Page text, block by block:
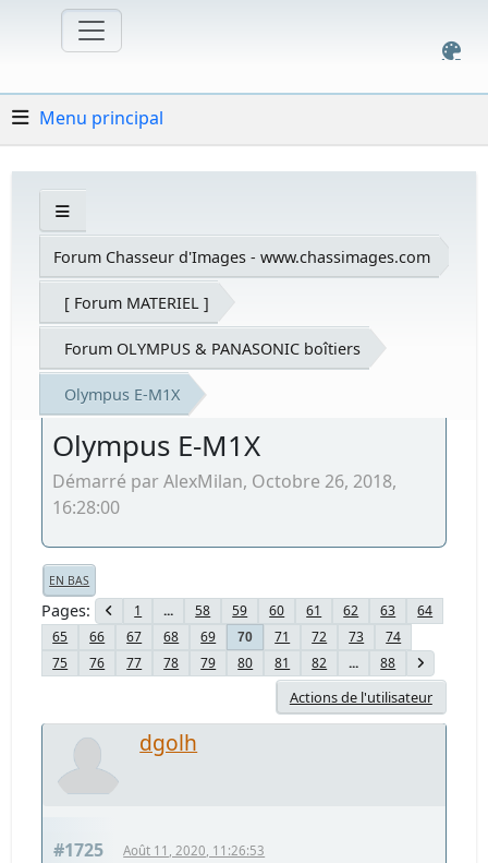
Menu principal
Forum Chasseur d'Images - www.chassimages.com
[ Forum MATERIEL ]
Forum OLYMPUS & PANASONIC boîtiers
Olympus E-M1X
Olympus E-M1X
Démarré par AlexMilan, Octobre 26, 2018,
16:28:00
EN BAS
Pages 1 ... 58 59 60 61 62 63
64
65
66 67 68 69 70 71 72 73
74
75
76 77 78 79 80 81 82 ... 88
Actions de l'utilisateur
dgolh
#1725 Août 11, 2020, 11:26:53